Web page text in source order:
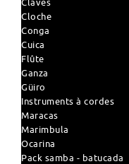
Cloche
Conga
Cuica
Flûte
Ganza
Güiro
Instruments à cordes
Maracas
Marimbula
Ocarina
Pack samba - batucada